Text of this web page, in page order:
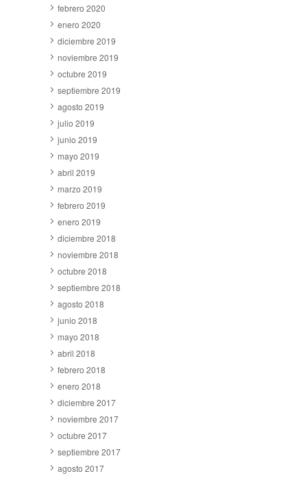
febrero 2020
enero 2020
diciembre 2019
noviembre 2019
octubre 2019
septiembre 2019
agosto 2019
julio 2019
junio 2019
mayo 2019
abril 2019
marzo 2019
febrero 2019
enero 2019
diciembre 2018
noviembre 2018
octubre 2018
septiembre 2018
agosto 2018
junio 2018
mayo 2018
abril 2018
febrero 2018
enero 2018
diciembre 2017
noviembre 2017
octubre 2017
septiembre 2017
agosto 2017